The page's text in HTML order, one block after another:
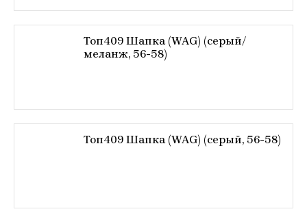
Топ409 Шапка (WAG) (серый/
меланж, 56-58)
Топ409 Шапка (WAG) (серый, 56-58)